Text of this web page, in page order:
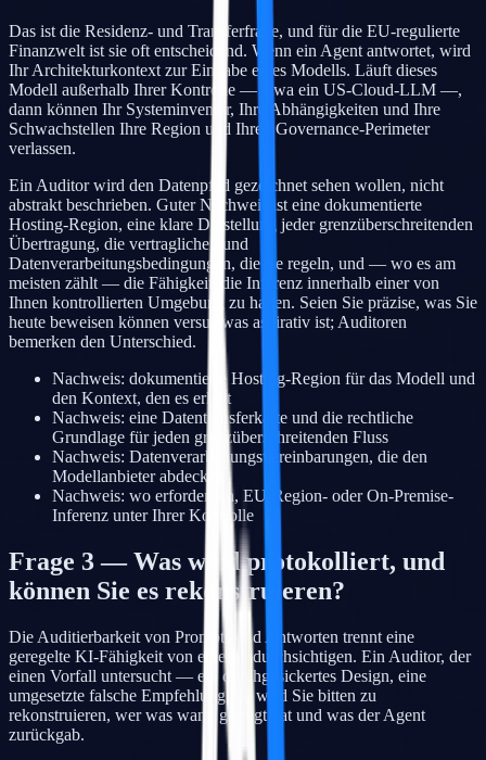
Das ist die Residenz- und Transferfrage, und für die EU-regulierte
Finanzwelt ist sie oft entscheidend. Wenn ein Agent antwortet, wird
Ihr Architekturkontext zur Eingabe eines Modells. Läuft dieses
Modell außerhalb Ihrer Kontrolle — etwa ein US-Cloud-LLM —,
dann können Ihr Systeminventar, Ihre Abhängigkeiten und Ihre
Schwachstellen Ihre Region und Ihren Governance-Perimeter
verlassen.
Ein Auditor wird den Datenpfad gezeichnet sehen wollen, nicht
abstrakt beschrieben. Guter Nachweis ist eine dokumentierte
Hosting-Region, eine klare Darstellung jeder grenzüberschreitenden
Übertragung, die vertraglichen und
Datenverarbeitungsbedingungen, die sie regeln, und — wo es am
meisten zählt — die Fähigkeit, die Inferenz innerhalb einer von
Ihnen kontrollierten Umgebung zu halten. Seien Sie präzise, was Sie
heute beweisen können versus was aspirativ ist; Auditoren
bemerken den Unterschied.
Nachweis: dokumentierte Hosting-Region für das Modell und
den Kontext, den es erhält
Nachweis: eine Datentransferkarte und die rechtliche
Grundlage für jeden grenzüberschreitenden Fluss
Nachweis: Datenverarbeitungsvereinbarungen, die den
Modellanbieter abdecken
Nachweis: wo erforderlich, EU-Region- oder On-Premise-
Inferenz unter Ihrer Kontrolle
Frage 3 — Was wird protokolliert, und
können Sie es rekonstruieren?
Die Auditierbarkeit von Prompts und Antworten trennt eine
geregelte KI-Fähigkeit von einer undurchsichtigen. Ein Auditor, der
einen Vorfall untersucht — ein durchgesickertes Design, eine
umgesetzte falsche Empfehlung —, wird Sie bitten zu
rekonstruieren, wer was wann gefragt hat und was der Agent
zurückgab.